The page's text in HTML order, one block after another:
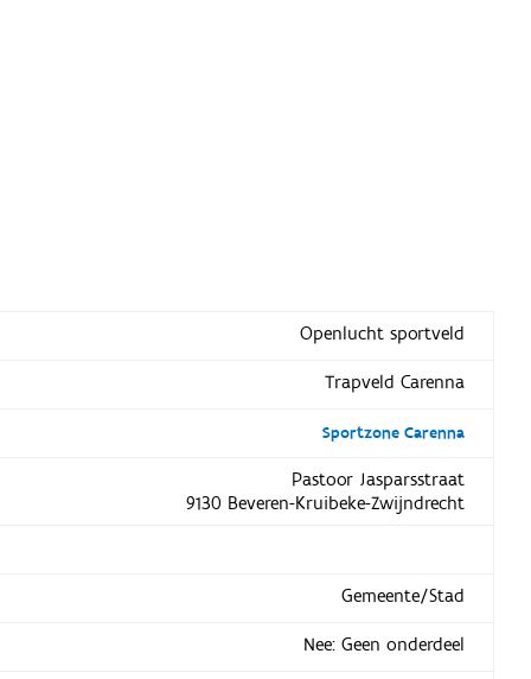
Openlucht sportveld
Trapveld Carenna
Sportzone Carenna
Pastoor Jasparsstraat
9130 Beveren-Kruibeke-Zwijndrecht
Gemeente/Stad
Nee: Geen onderdeel